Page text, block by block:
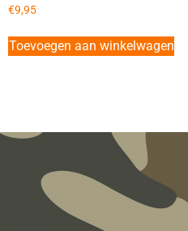
€9,95
Toevoegen aan winkelwagen